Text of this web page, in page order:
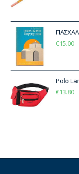
€15.00
Polo
€13.80